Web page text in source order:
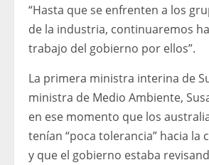
“Hasta que se enfrenten a los
de la industria, continuaremos
trabajo del gobierno por ellos”.
La primera ministra interina de
ministra de Medio Ambiente,
en ese momento que los
tenían “poca tolerancia” hacia la
y que el gobierno estaba